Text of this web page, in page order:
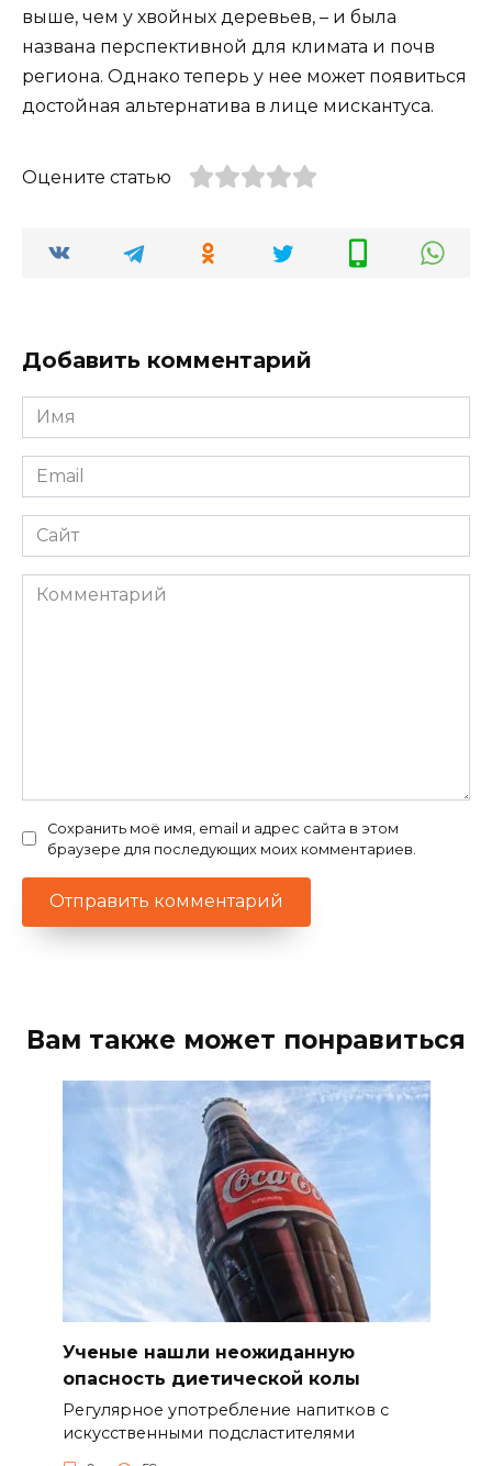
выше, чем у хвойных деревьев, – и была
названа перспективной для климата и почв
региона. Однако теперь у нее может появиться
достойная альтернатива в лице мискантуса.
Оцените статью
Добавить комментарий
Имя
*
Email
*
Сайт
Комментарий
Сохранить моё имя, email и адрес сайта в этом
браузере для последующих моих комментариев.
Вам также может понравиться
Ученые нашли неожиданную
опасность диетической колы
Регулярное употребление напитков с
искусственными подсластителями